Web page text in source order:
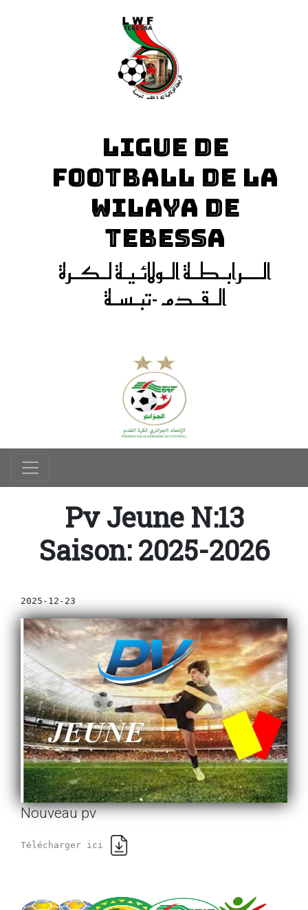
LIGUE DE
FOOTBALL DE LA
WILAYA DE
TEBESSA
الـــرابـطـة الـولائـيـة لـكـرة
الـقـدم -تبـسـة
Pv Jeune N:13
Saison: 2025-2026
2025-12-23
Nouveau pv
Télécharger ici